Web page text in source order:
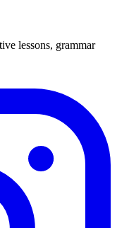
lessons, grammar